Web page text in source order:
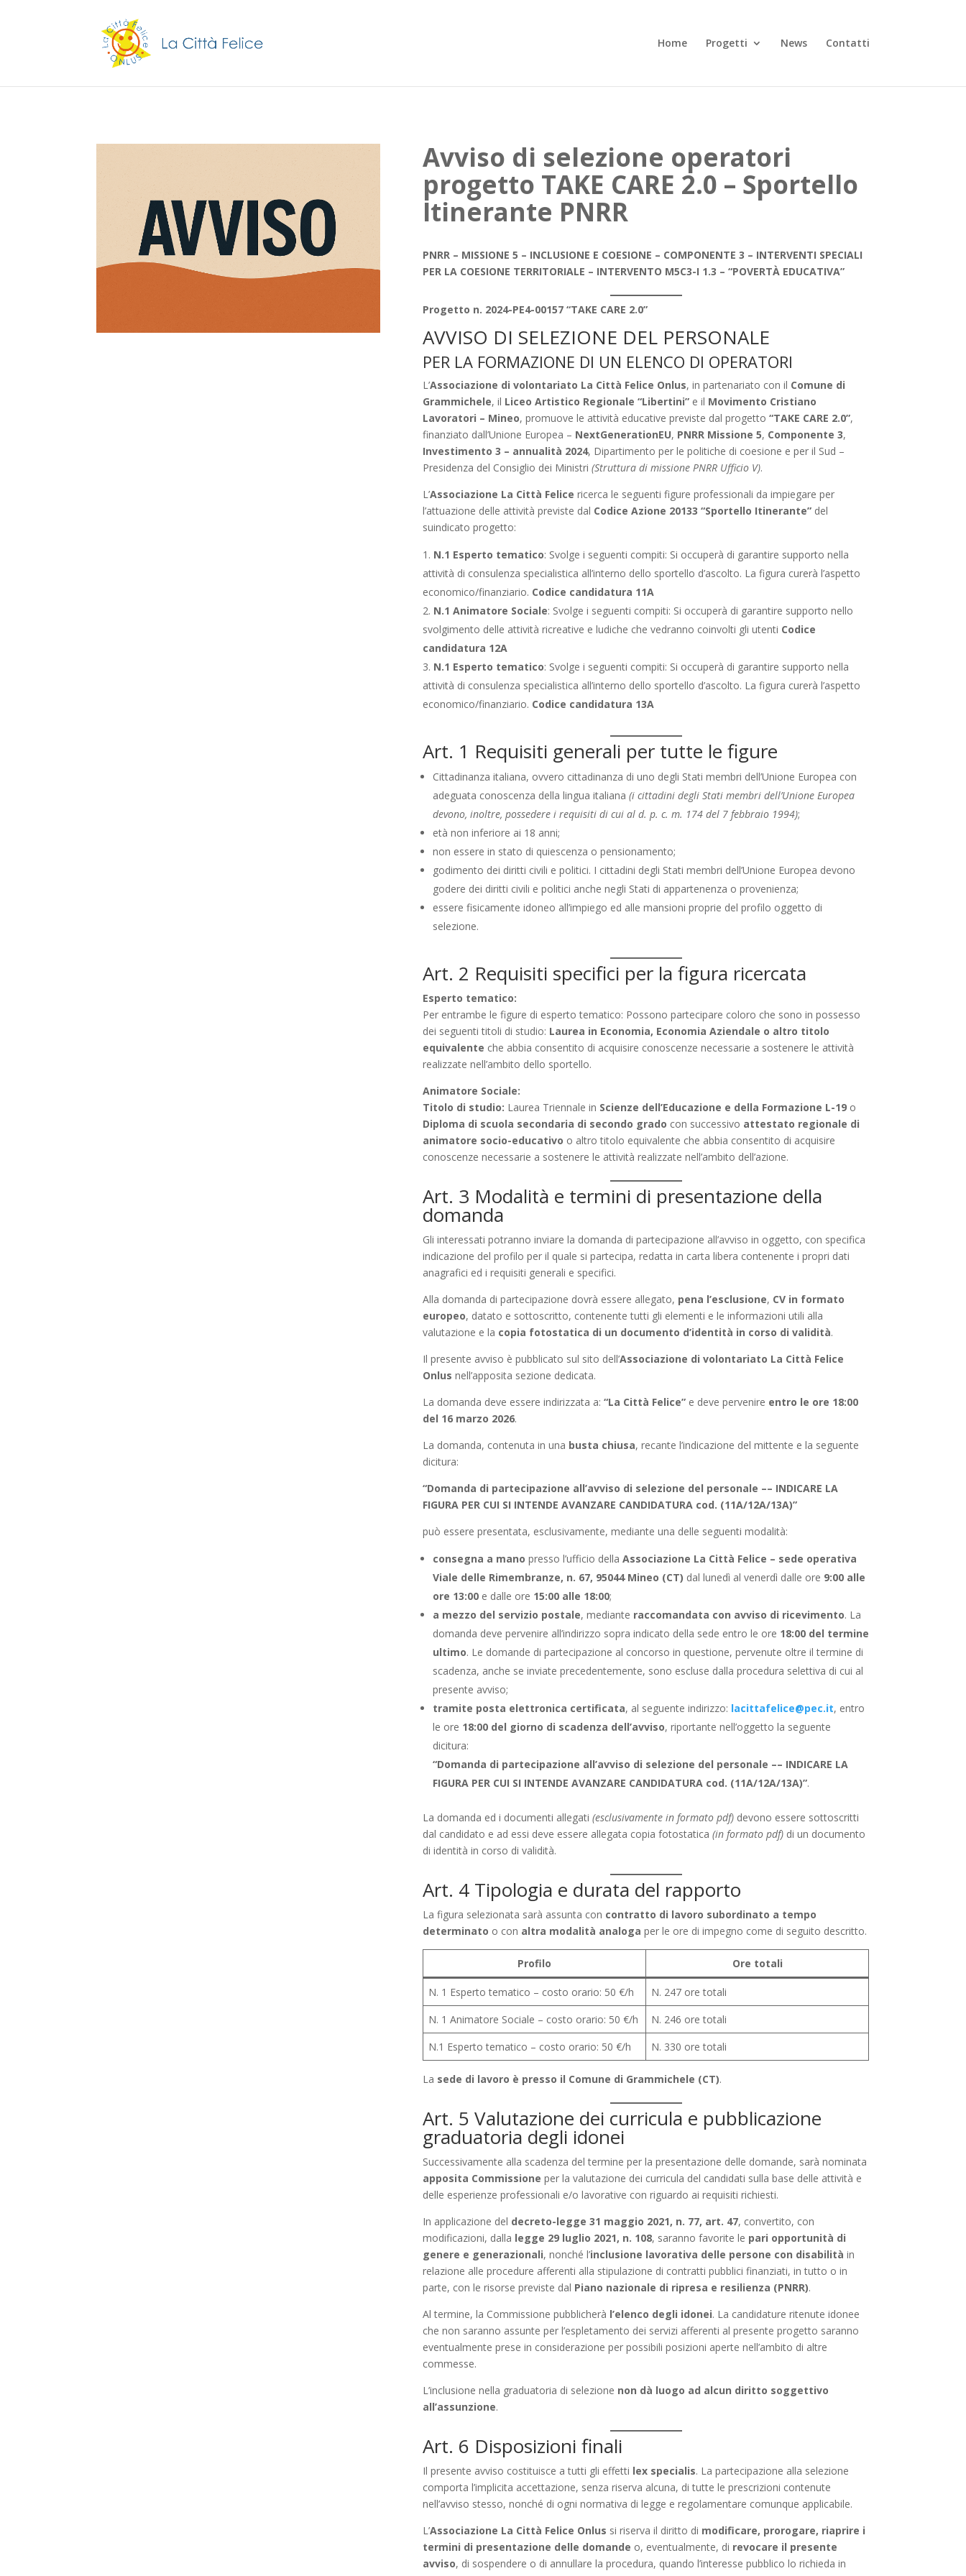
Home Progetti News Contatti
Avviso di selezione operatori
progetto TAKE CARE 2.0 – Sportello
Itinerante PNRR
PNRR – MISSIONE 5 – INCLUSIONE E COESIONE – COMPONENTE 3 – INTERVENTI SPECIALI
PER LA COESIONE TERRITORIALE – INTERVENTO M5C3-I 1.3 – “POVERTÀ EDUCATIVA”
Progetto n. 2024-PE4-00157 “TAKE CARE 2.0”
AVVISO DI SELEZIONE DEL PERSONALE
PER LA FORMAZIONE DI UN ELENCO DI OPERATORI
L’Associazione di volontariato La Città Felice Onlus, in partenariato con il Comune di
Grammichele, il Liceo Artistico Regionale “Libertini” e il Movimento Cristiano
Lavoratori – Mineo, promuove le attività educative previste dal progetto“TAKE CARE 2.0”,
finanziato dall’Unione Europea – NextGenerationEU, PNRR Missione 5, Componente 3,
Investimento 3 – annualità 2024, Dipartimento per le politiche di coesione e per il Sud –
Presidenza del Consiglio dei Ministri(Struttura di missione PNRR Ufficio V).
L’Associazione La Città Felice ricerca le seguenti figure professionali da impiegare per
l’attuazione delle attività previste dal Codice Azione 20133 “Sportello Itinerante” del
suindicato progetto:
N.1 Esperto tematico: Svolge i seguenti compiti: Si occuperà di garantire supporto nella
attività di consulenza specialistica all’interno dello sportello d’ascolto. La figura curerà l’aspetto
economico/finanziario. Codice candidatura 11A
N.1 Animatore Sociale: Svolge i seguenti compiti: Si occuperà di garantire supporto nello
svolgimento delle attività ricreative e ludiche che vedranno coinvolti gli utenti Codice
candidatura 12A
N.1 Esperto tematico: Svolge i seguenti compiti: Si occuperà di garantire supporto nella
attività di consulenza specialistica all’interno dello sportello d’ascolto. La figura curerà l’aspetto
economico/finanziario. Codice candidatura 13A
Art. 1 Requisiti generali per tutte le figure
Cittadinanza italiana, ovvero cittadinanza di uno degli Stati membri dell’Unione Europea con
adeguata conoscenza della lingua italiana(i cittadini degli Stati membri dell’Unione Europea
devono, inoltre, possedere i requisiti di cui al d. p. c. m. 174 del 7 febbraio 1994);
età non inferiore ai 18 anni;
non essere in stato di quiescenza o pensionamento;
godimento dei diritti civili e politici. I cittadini degli Stati membri dell’Unione Europea devono
godere dei diritti civili e politici anche negli Stati di appartenenza o provenienza;
essere fisicamente idoneo all’impiego ed alle mansioni proprie del profilo oggetto di
selezione.
Art. 2 Requisiti specifici per la figura ricercata
Esperto tematico:
Per entrambe le figure di esperto tematico: Possono partecipare coloro che sono in possesso
dei seguenti titoli di studio: Laurea in Economia, Economia Aziendale o altro titolo
equivalente che abbia consentito di acquisire conoscenze necessarie a sostenere le attività
realizzate nell’ambito dello sportello.
Animatore Sociale:
Titolo di studio: Laurea Triennale in Scienze dell’Educazione e della Formazione L-19 o
Diploma di scuola secondaria di secondo grado con successivo attestato regionale di
animatore socio-educativo o altro titolo equivalente che abbia consentito di acquisire
conoscenze necessarie a sostenere le attività realizzate nell’ambito dell’azione.
Art. 3 Modalità e termini di presentazione della
domanda
Gli interessati potranno inviare la domanda di partecipazione all’avviso in oggetto, con specifica
indicazione del profilo per il quale si partecipa, redatta in carta libera contenente i propri dati
anagrafici ed i requisiti generali e specifici.
Alla domanda di partecipazione dovrà essere allegato, pena l’esclusione, CV in formato
europeo, datato e sottoscritto, contenente tutti gli elementi e le informazioni utili alla
valutazione e la copia fotostatica di un documento d’identità in corso di validità.
Il presente avviso è pubblicato sul sito dell’Associazione di volontariato La Città Felice
Onlus nell’apposita sezione dedicata.
La domanda deve essere indirizzata a:“La Città Felice” e deve pervenire entro le ore 18:00
del 16 marzo 2026.
La domanda, contenuta in una busta chiusa, recante l’indicazione del mittente e la seguente
dicitura:
“Domanda di partecipazione all’avviso di selezione del personale –– INDICARE LA
FIGURA PER CUI SI INTENDE AVANZARE CANDIDATURA cod. (11A/12A/13A)”
può essere presentata, esclusivamente, mediante una delle seguenti modalità:
consegna a mano presso l’ufficio dellaAssociazione La Città Felice – sede operativa
Viale delle Rimembranze, n. 67, 95044 Mineo (CT) dal lunedì al venerdì dalle ore 9:00 alle
ore 13:00 e dalle ore 15:00 alle 18:00;
a mezzo del servizio postale, mediante raccomandata con avviso di ricevimento. La
domanda deve pervenire all’indirizzo sopra indicato della sede entro le ore 18:00 del termine
ultimo. Le domande di partecipazione al concorso in questione, pervenute oltre il termine di
scadenza, anche se inviate precedentemente, sono escluse dalla procedura selettiva di cui al
presente avviso;
tramite posta elettronica certificata, al seguente indirizzo: lacittafelice@pec.it, entro
le ore 18:00 del giorno di scadenza dell’avviso, riportante nell’oggetto la seguente
dicitura:
“Domanda di partecipazione all’avviso di selezione del personale –– INDICARE LA
FIGURA PER CUI SI INTENDE AVANZARE CANDIDATURA cod. (11A/12A/13A)”.
La domanda ed i documenti allegati(esclusivamente in formato pdf) devono essere sottoscritti
dal candidato e ad essi deve essere allegata copia fotostatica(in formato pdf) di un documento
di identità in corso di validità.
Art. 4 Tipologia e durata del rapporto
La figura selezionata sarà assunta con contratto di lavoro subordinato a tempo
determinato o con altra modalità analoga per le ore di impegno come di seguito descritto.
Profilo Ore totali
N. 1 Esperto tematico – costo orario: 50 €/h
N. 247 ore totali
N. 1 Animatore Sociale – costo orario: 50 €/h
N. 246 ore totali
N.1 Esperto tematico – costo orario: 50 €/h
N. 330 ore totali
La sede di lavoro è presso il Comune di Grammichele (CT).
Art. 5 Valutazione dei curricula e pubblicazione
graduatoria degli idonei
Successivamente alla scadenza del termine per la presentazione delle domande, sarà nominata
apposita Commissione per la valutazione dei curricula del candidati sulla base delle attività e
delle esperienze professionali e/o lavorative con riguardo ai requisiti richiesti.
In applicazione del decreto-legge 31 maggio 2021, n. 77, art. 47, convertito, con
modificazioni, dalla legge 29 luglio 2021, n. 108, saranno favorite le pari opportunità di
genere e generazionali, nonché l’inclusione lavorativa delle persone con disabilità in
relazione alle procedure afferenti alla stipulazione di contratti pubblici finanziati, in tutto o in
parte, con le risorse previste dal Piano nazionale di ripresa e resilienza (PNRR).
Al termine, la Commissione pubblicherà l’elenco degli idonei. La candidature ritenute idonee
che non saranno assunte per l’espletamento dei servizi afferenti al presente progetto saranno
eventualmente prese in considerazione per possibili posizioni aperte nell’ambito di altre
commesse.
L’inclusione nella graduatoria di selezione non dà luogo ad alcun diritto soggettivo
all’assunzione.
Art. 6 Disposizioni finali
Il presente avviso costituisce a tutti gli effetti lex specialis. La partecipazione alla selezione
comporta l’implicita accettazione, senza riserva alcuna, di tutte le prescrizioni contenute
nell’avviso stesso, nonché di ogni normativa di legge e regolamentare comunque applicabile.
L’Associazione La Città Felice Onlus si riserva il diritto di modificare, prorogare, riaprire i
termini di presentazione delle domande o, eventualmente, di revocare il presente
avviso, di sospendere o di annullare la procedura, quando l’interesse pubblico lo richieda in